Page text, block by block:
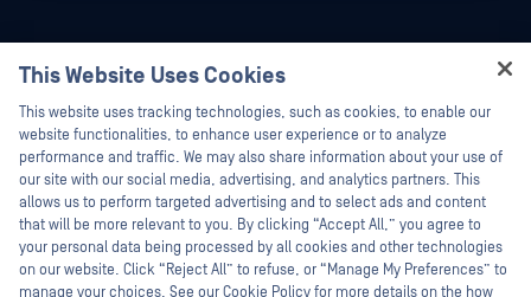
©2026 OPSWAT . Toate drepturile rezervate. OPSWAT, MetaDefender, Metascan,
This Website Uses Cookies
This website uses tracking technologies, such as cookies, to enable our
website functionalities, to enhance user experience or to analyze
performance and traffic. We may also share information about your use of
our site with our social media, advertising, and analytics partners. This
allows us to perform targeted advertising and to select ads and content
that will be more relevant to you. By clicking “Accept All,” you agree to
your personal data being processed by all cookies and other technologies
on our website. Click “Reject All” to refuse, or “Manage My Preferences” to
manage your choices. See our Cookie Policy for more details on the how
Hey there!
I'm Ozzy, your OPSWAT virtual assistant.
How can I help you secure what's critical
today?